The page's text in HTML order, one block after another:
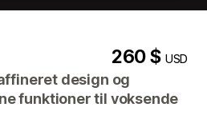
260 $USD
design og
funktioner til voksende